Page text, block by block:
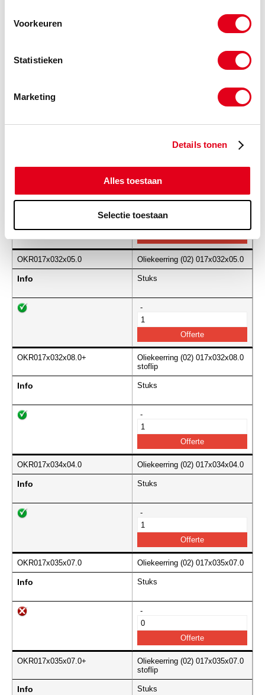
Voorkeuren
Statistieken
Marketing
Details tonen
Alles toestaan
Selectie toestaan
Oliekeerring (02) 017x030x07.0
Stuks
OKR017x032x05.0 Oliekeerring (02) 017x032x05.0
Info Stuks
-
OKR017x032x08.0+
Oliekeerring (02) 017x032x08.0
stoflip
Info Stuks
-
OKR017x034x04.0 Oliekeerring (02) 017x034x04.0
Info Stuks
-
OKR017x035x07.0 Oliekeerring (02) 017x035x07.0
Info Stuks
-
OKR017x035x07.0+
Oliekeerring (02) 017x035x07.0
stoflip
Info Stuks